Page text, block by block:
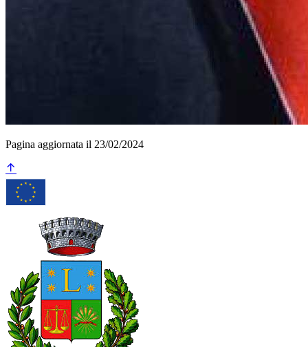
Pagina aggiornata il 23/02/2024